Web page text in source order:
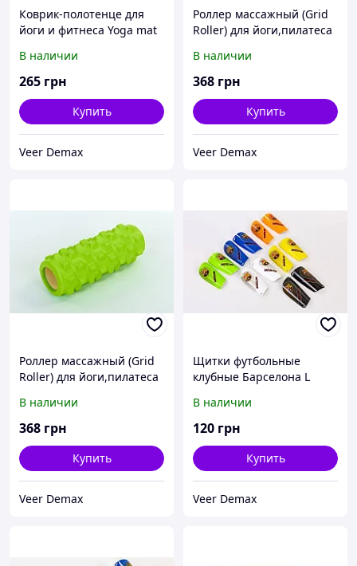
Коврик-полотенце для
йоги и фитнеса Yoga mat
микрофибра + силикон
В наличии
265 грн
Купить
Veer Demax
Роллер массажный (Grid
Roller) для йоги,пилатеса
В наличии
368 грн
Купить
Veer Demax
Роллер массажный (Grid
Roller) для йоги,пилатеса
Салатовый
В наличии
368 грн
Купить
Veer Demax
Щитки футбольные
клубные Барселона L
В наличии
120 грн
Купить
Veer Demax